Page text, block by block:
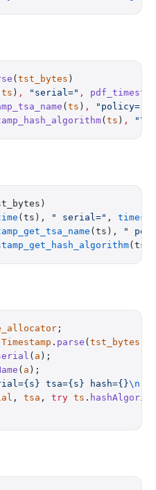
( tst_bytes )
ts ) , "serial=" ,
( ts ) , "policy="
( ts ) , "\n
(ts), " serial=" ,
(ts),
"
(ts))
;
Timestamp . parse ( tst_bytes
( a );
( a );
tsa={s} hash={}\n
, tsa , try ts .